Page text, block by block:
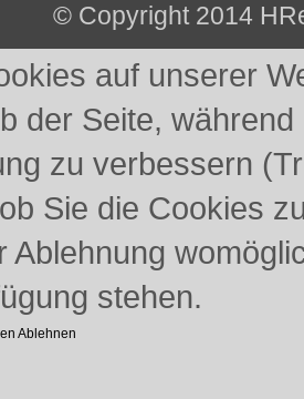
© Copyright 2014
auf unserer
der Seite,
zu verbessern
Sie die Cookies
Ablehnung
stehen.
Ablehnen